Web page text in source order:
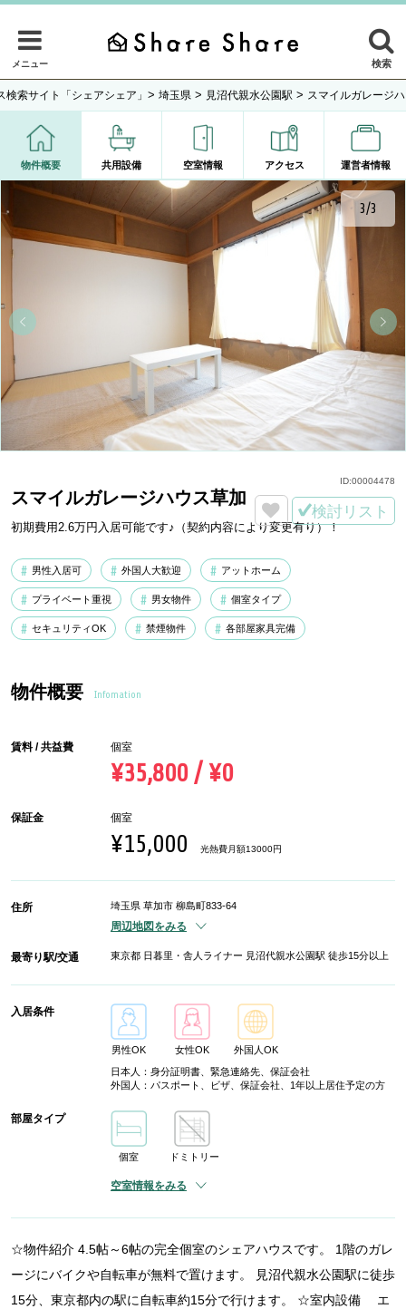
メニュー 検索
検索サイト「シェアシェア」 > 埼玉県 > 見沼代親水公園駅 > スマイルガレージ
物件概要 共用設備 空室情報 アクセス 運営者情報
3/3
スマイルガレージハウス草加
初期費用2.6万円入居可能です♪（契約内容により変更有り）！
検討リスト
男性入居可 外国人大歓迎 アットホーム
プライベート重視 男女物件 個室タイプ
セキュリティOK 禁煙物件 各部屋家具完備
ID:00004478
物件概要 Infomation
賃料 / 共益費 個室
¥35,800 / ¥0
保証金 個室
¥15,000 光熱費月額13000円
住所 埼玉県 草加市 柳島町833-64
周辺地図をみる
最寄り駅/交通 東京都 日暮里・舎人ライナー 見沼代親水公園駅 徒歩15分以上
入居条件
男性OK 女性OK
外国人OK
日本人：身分証明書、緊急連絡先、保証会社
外国人：パスポート、ビザ、保証会社、1年以上居住予定の方
部屋タイプ
個室 ドミトリー
空室情報をみる
☆物件紹介 4.5帖～6帖の完全個室のシェアハウスです。 1階のガレ
ージにバイクや自転車が無料で置けます。 見沼代親水公園駅に徒歩
15分、東京都内の駅に自転車約15分で行けます。 ☆室内設備 エ